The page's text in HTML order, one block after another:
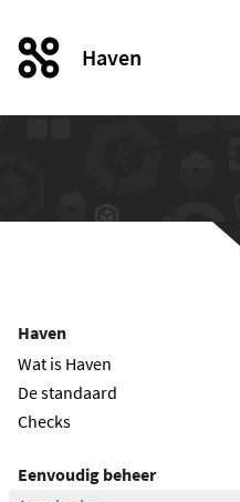
Haven
Haven
Wat is Haven
De standaard
Checks
Eenvoudig beheer